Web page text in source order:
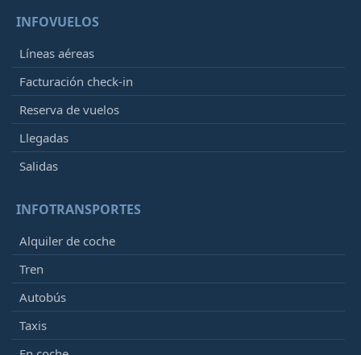
INFOVUELOS
Líneas aéreas
Facturación check-in
Reserva de vuelos
Llegadas
Salidas
INFOTRANSPORTES
Alquiler de coche
Tren
Autobús
Taxis